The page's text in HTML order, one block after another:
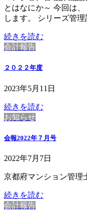
とはなにか～ 今回は
します。 シリーズ管
続きを読む
会計報告
２０２２年度
2023年5月11日
続きを読む
お知らせ
会報2022年７月号
2022年7月7日
京都府マンション管
続きを読む
会計報告